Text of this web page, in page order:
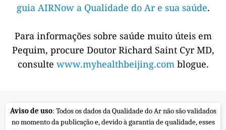
guia AIRNow a Qualidade do Ar e sua saúde.
Para informações sobre saúde muito úteis em
Pequim, procure Doutor Richard Saint Cyr MD,
consulte www.myhealthbeijing.com blogue.
Aviso de uso: Todos os dados da Qualidade do Ar não são validados
no momento da publicação e, devido à garantia de qualidade, esses